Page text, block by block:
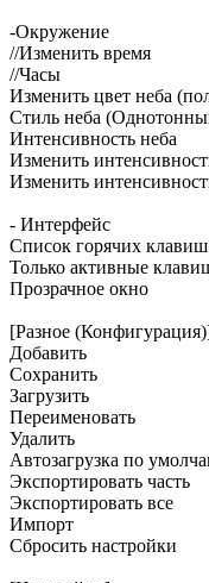
-Окружение
//Изменить время
//Часы
Изменить цвет неба
Стиль неба
Интенсивность неба
Изменить
Изменить
- Интерфейс
Список горячих клавиш
Только активные
Прозрачное окно
[Разное
Добавить
Сохранить
Загрузить
Переименовать
Удалить
Автозагрузка по
Экспортировать часть
Экспортировать все
Импорт
Сбросить настройки